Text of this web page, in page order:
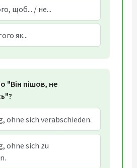
щоб... / не...
як...
"Він пішов, не
ohne sich verabschieden.
ohne sich zu